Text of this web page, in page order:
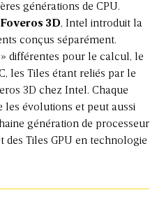
générations de CPU.
Foveros 3D, Intel introduit la
conçus séparément.
différentes pour le calcul, le
les Tiles étant reliés par le
3D chez Intel. Chaque
les évolutions et peut aussi
génération de processeur
des Tiles GPU en technologie